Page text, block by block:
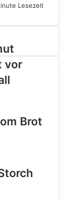
Lesezeit
vor
Brot